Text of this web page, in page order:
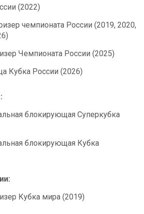
(2022)
чемпионата России (2019, 2020,
Чемпионата России (2025)
Кубка России (2026)
блокирующая Суперкубка
блокирующая Кубка
Кубка мира (2019)